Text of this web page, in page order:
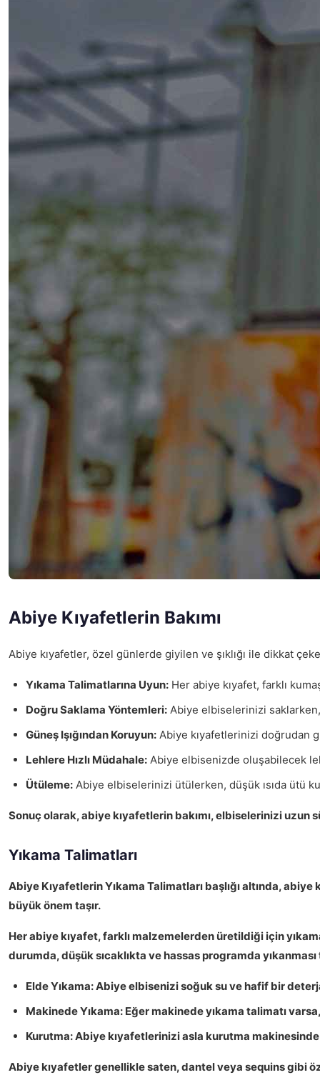
Abiye Kıyafetlerin Bakımı
Abiye kıyafetler, özel günlerde giyilen ve şıklığı ile dikkat
Yıkama Talimatlarına Uyun: Her abiye kıyafet, farklı
Doğru Saklama Yöntemleri: Abiye elbiselerinizi
Güneş Işığından Koruyun: Abiye kıyafetlerinizi doğrudan
Lehlere Hızlı Müdahale: Abiye elbisenizde oluşabilecek
Ütüleme: Abiye elbiselerinizi ütülerken, düşük ısıda ütü
Sonuç olarak, abiye kıyafetlerin bakımı, elbiselerinizi uzun
Yıkama Talimatları
Abiye Kıyafetlerin Yıkama Talimatları başlığı altında,
büyük önem taşır.
Her abiye kıyafet, farklı malzemelerden üretildiği için
durumda, düşük sıcaklıkta ve hassas programda
Elde Yıkama:Abiye elbisenizi soğuk su ve hafif bir
Makinede Yıkama: Eğer makinede yıkama talimatı
Kurutma:Abiye kıyafetlerinizi asla kurutma
Abiye kıyafetler genellikle saten, dantel veya sequins gibi